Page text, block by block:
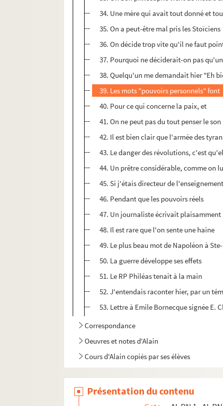
34. Une mère qui avait tout donné et
35. On a peut-être mal pris les Stoïciens
36. On décide trop vite qu'il ne faut
37. Pourquoi ne déciderait-on pas qu'un
38. Quelqu'un me demandait hier "Eh
39. Les mots "pouvoirs personnels" font
40. Pour ce qui concerne la paix, et
41. On ne peut pas du tout penser le son
42. Il est bien clair que l'armée des
43. Le danger des révolutions, c'est
44. Un prêtre considérable, comme on
45. Si j'étais directeur de
46. Pendant que les pouvoirs réels
47. Un journaliste écrivait plaisamment
48. Il est rare que l'on sente une haine
49. Le plus beau mot de Napoléon à
50. La guerre développe ses effets
51. Le RP Philéas tenait à la main
52. J'entendais raconter hier, par un
53. Lettre à Emile Bornecque signée E.
Correspondance
Oeuvres et notes d'Alain
Cours d'Alain copiés par ses élèves
Présentation du contenu